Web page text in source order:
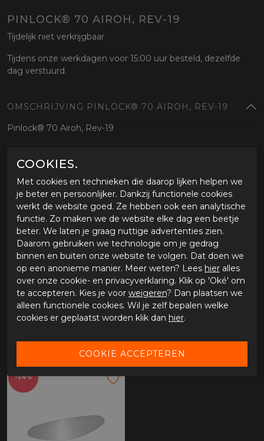
PINLOCK® 70 AIROH, REV-19
Tijdelijk niet verkrijgbaar
Tijdens onze werkdagen voor 15:00 uur besteld, dezelfde
dag verstuurd.
OMSCHRIJVING PINLOCK® 70 AIROH, REV-19
Pinlock® 70 Airoh, Rev-19
GERELATEERDE PRODUCTEN
-39%
Pinlock® 70 Airoh, Valor/Spark/ST701/ST5
-23%
-34%
COOKIES.
Met cookies en technieken die daarop lijken helpen we
je beter en persoonlijker. Dankzij functionele cookies
werkt de website goed. Ze hebben ook een analytische
functie. Zo maken we de website elke dag een beetje
beter. We laten je graag nuttige advertenties zien.
Daarom gebruiken we technologie om je gedrag
binnen en buiten onze website te volgen. Dat doen we
op een anonieme manier. Meer weten? Lees hier alles
over onze cookie- en privacyverklaring. Klik op 'Oké' om
te accepteren. Kies je voor weigeren? Dan plaatsen we
alleen functionele cookies. Wil je zelf bepalen welke
cookies er geplaatst worden klik dan hier.